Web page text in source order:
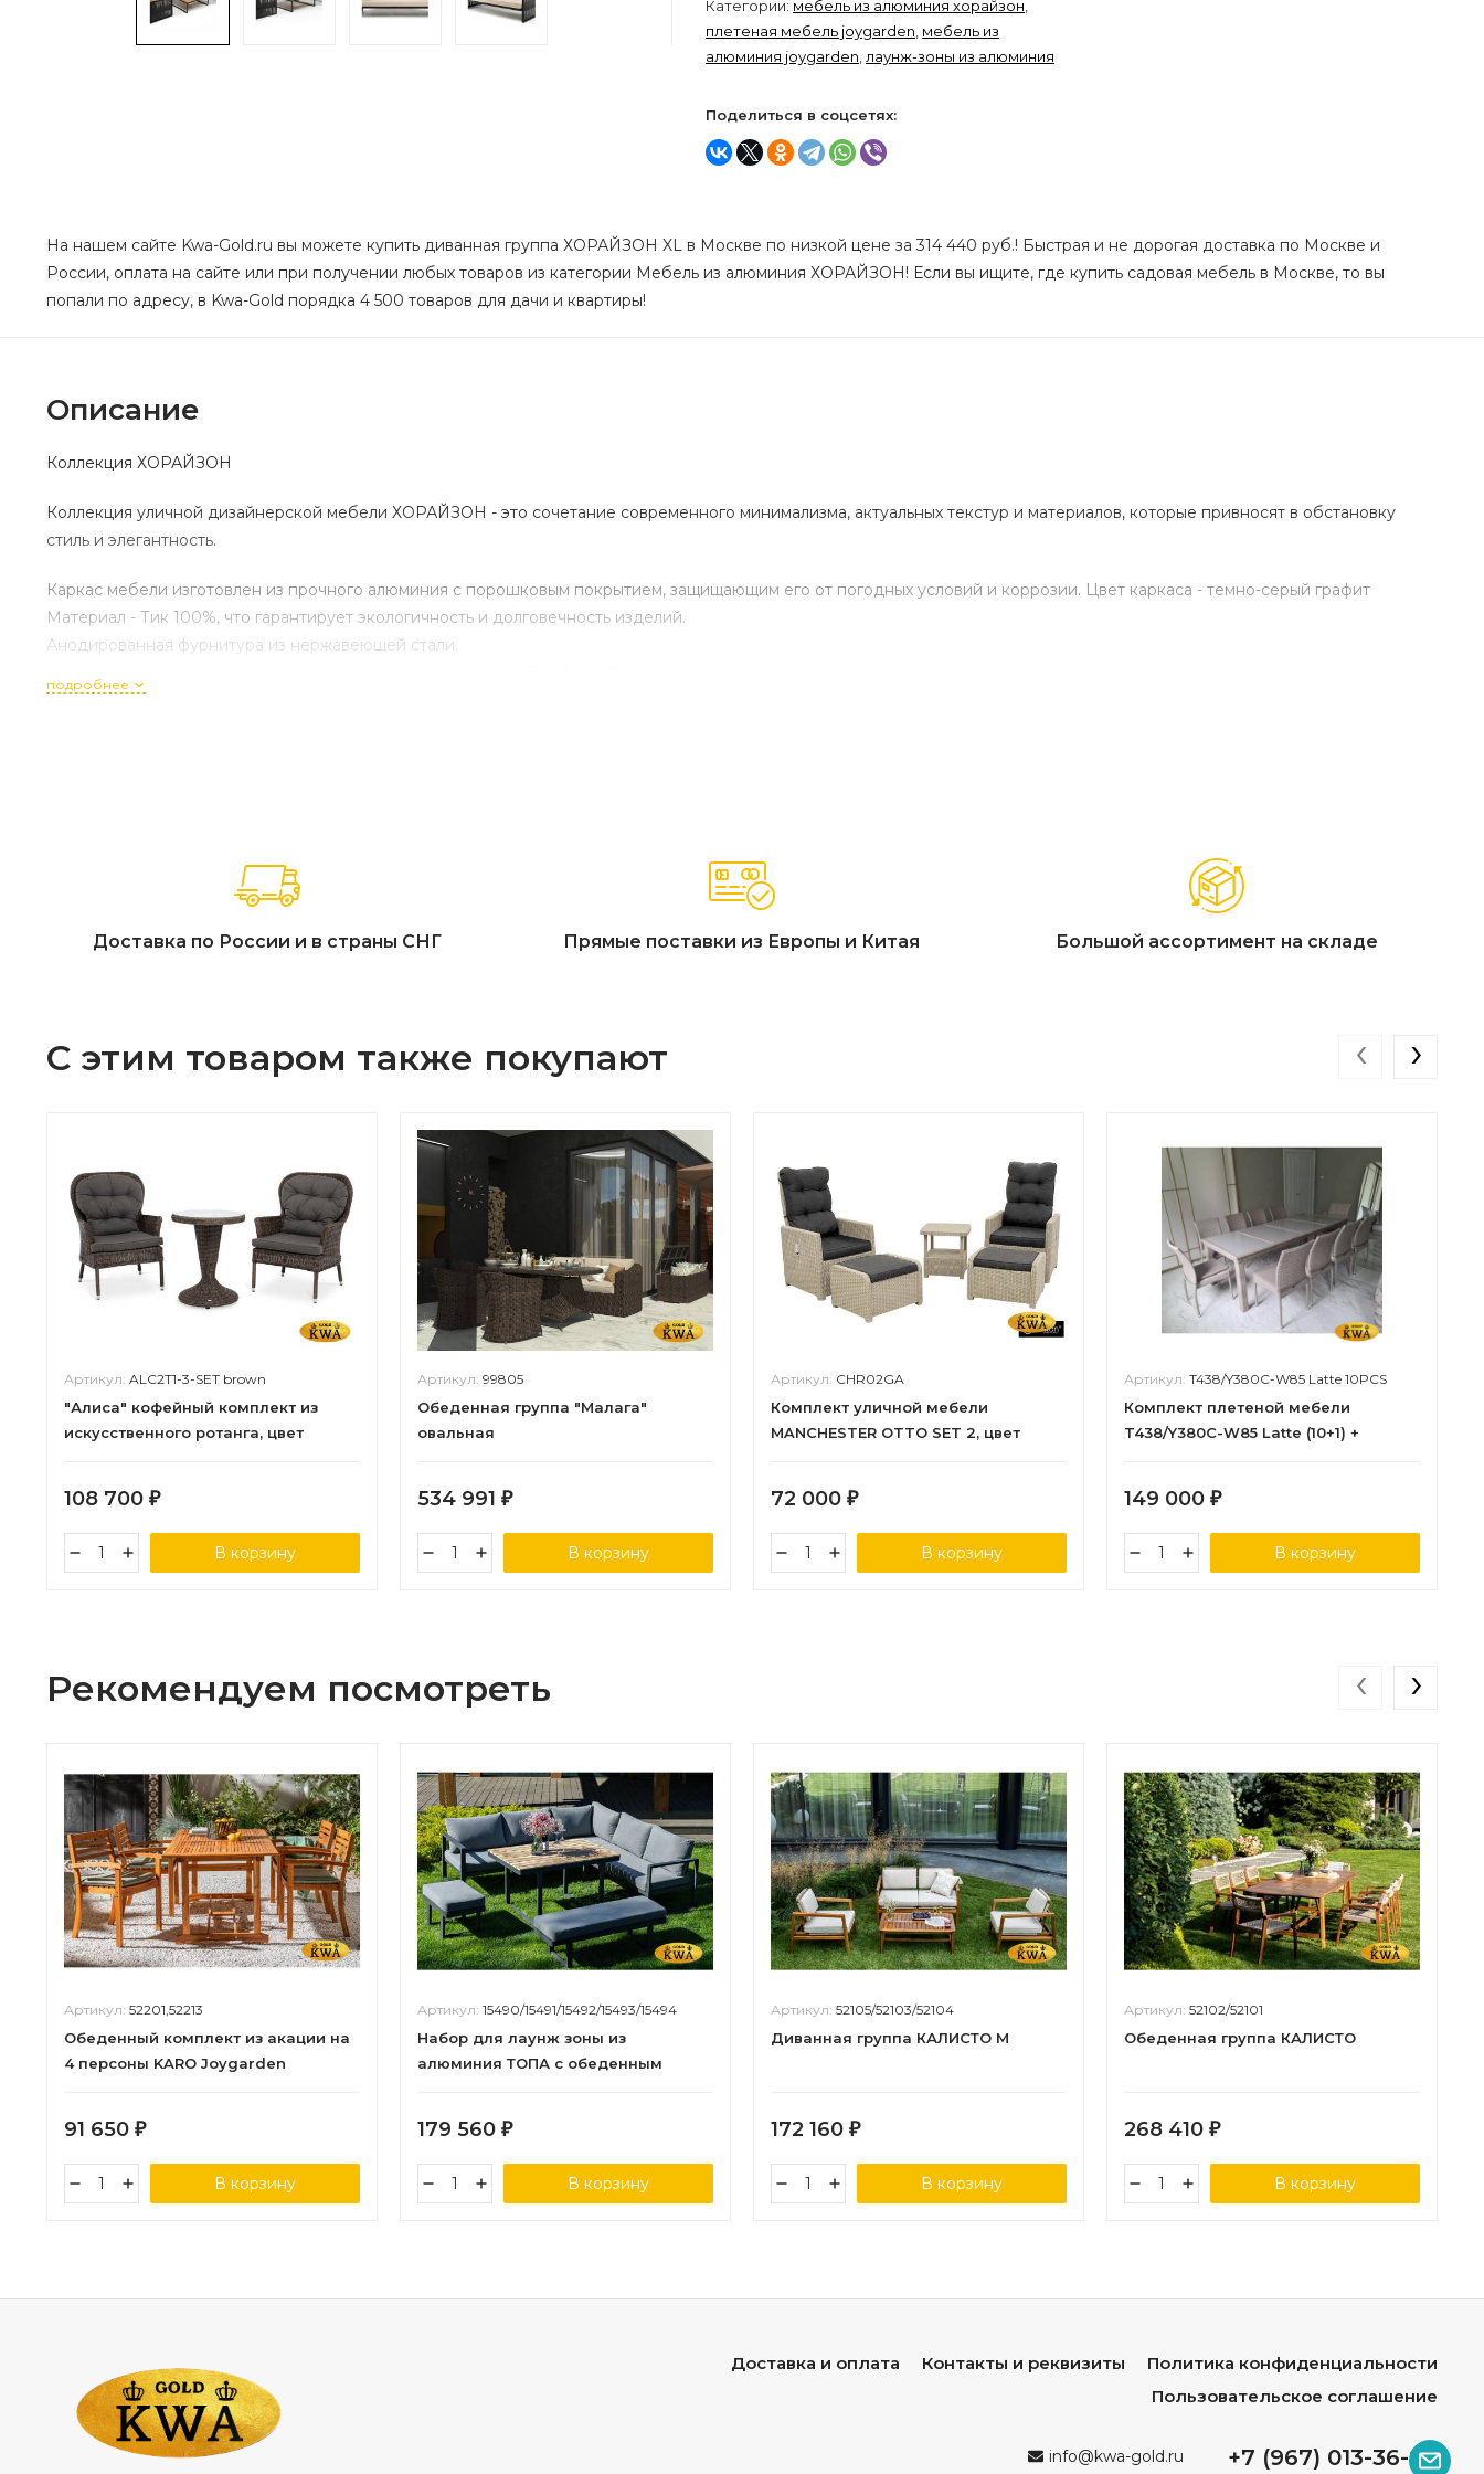
Категории: мебель из алюминия хорайзон
плетеная мебель joygarden мебель из
алюминия joygarden лаунж-зоны из алюминия
Поделиться в соцсетях:
На нашем сайте Kwa-Gold.ru вы можете купить диванная группа ХОРАЙЗОН XL в Москве по низкой цене за 314 440 руб.! Быстрая и не дорогая доставка по Москве и
России, оплата на сайте или при получении любых товаров из категории Мебель из алюминия ХОРАЙЗОН! Если вы ищите, где купить садовая мебель в Москве, то вы
попали по адресу, в Kwa-Gold порядка 4 500 товаров для дачи и квартиры!
Описание
Коллекция ХОРАЙЗОН
Коллекция уличной дизайнерской мебели ХОРАЙЗОН - это сочетание современного минимализма, актуальных текстур и материалов, которые привносят в обстановку
стиль и элегантность.
Каркас мебели изготовлен из прочного алюминия с порошковым покрытием, защищающим его от погодных условий и коррозии. Цвет каркаса - темно-серый графит
Материал - Тик 100%, что гарантирует экологичность и долговечность изделий.
Анодированная фурнитура из нержавеющей стали.
подробнее
Доставка по России и в страны СНГ Прямые поставки из Европы и Китая Большой ассортимент на складе
С этим товаром также покупают
Артикул: ALC2T1-3-SET brown
"Алиса" кофейный комплект из
искусственного ротанга, цвет
108 700 ₽
В корзину
Артикул: 99805
Обеденная группа "Малага"
овальная
534 991 ₽
В корзину
Артикул: CHR02GA
Комплект уличной мебели
MANCHESTER OTTO SET 2, цвет
72 000 ₽
В корзину
Артикул: T438/Y380C-W85 Latte 10PCS
Комплект плетеной мебели
T438/Y380C-W85 Latte (10+1) +
149 000 ₽
В корзину
‹ ›
Рекомендуем посмотреть
Артикул: 52201,52213
Обеденный комплект из акации на
4 персоны KARO Joygarden
91 650 ₽
В корзину
Артикул: 15490/15491/15492/15493/15494
Набор для лаунж зоны из
алюминия ТОПА с обеденным
179 560 ₽
В корзину
Артикул: 52105/52103/52104
Диванная группа КАЛИСТО M
172 160 ₽
В корзину
Артикул: 52102/52101
Обеденная группа КАЛИСТО
268 410 ₽
В корзину
‹ ›
Доставка и оплата Контакты и реквизиты
Политика конфиденциальности
Пользовательское соглашение
info@kwa-gold.ru +7 (967) 013-36-96